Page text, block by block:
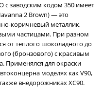
с заводским кодом 350 имеет
2 Brown) — это
коричневый металлик,
частицами. При разном
от теплого шоколадного до
(бронзового) с красивым
Применялся для окраски
моделях как V90,
также внедорожниках XC90.